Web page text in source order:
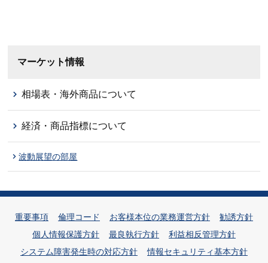
マーケット情報
相場表・海外商品について
経済・商品指標について
波動展望の部屋
重要事項 倫理コード お客様本位の業務運営方針
勧誘方針
個人情報保護方針
最良執行方針
利益相反管理方針
システム障害発生時の対応方針
情報セキュリティ基本方針